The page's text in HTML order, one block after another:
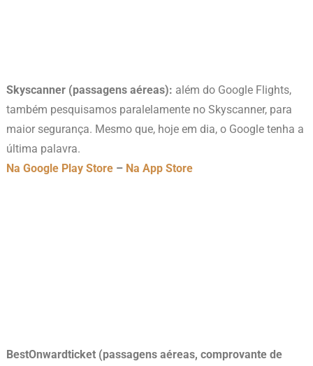
Skyscanner (passagens aéreas): além do Google Flights,
também pesquisamos paralelamente no Skyscanner, para
maior segurança. Mesmo que, hoje em dia, o Google tenha a
última palavra.
Na Google Play Store– Na App Store
BestOnwardticket (passagens aéreas, comprovante de